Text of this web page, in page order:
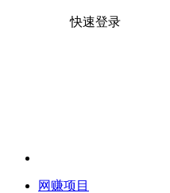
快速登录
网赚项目